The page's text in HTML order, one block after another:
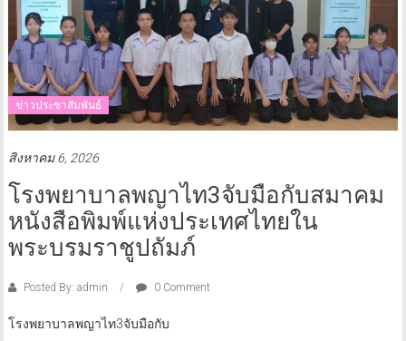
ข่าวประชาสัมพันธ์
สิงหาคม 6, 2026
โรงพยาบาลพญาไท3จับมือกับสมาคม
หนังสือพิมพ์แห่งประเทศไทยใน
พระบรมราชูปถัมภ์
Posted By: admin 0 Comment
โรงพยาบาลพญาไท3จับมือกับ